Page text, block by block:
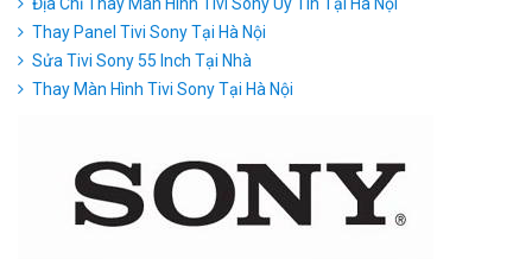
Thay Panel Tivi Sony Tại Hà Nội
Sửa Tivi Sony 55 Inch Tại Nhà
Thay Màn Hình Tivi Sony Tại Hà Nội